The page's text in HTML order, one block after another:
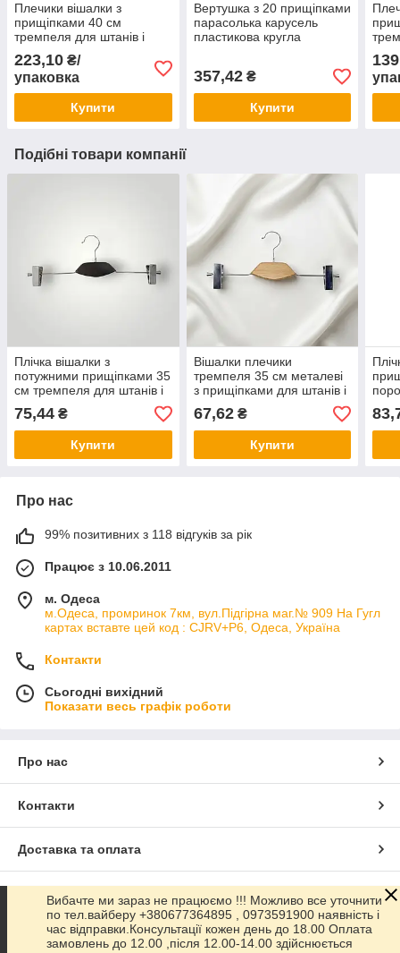
Плечики вішалки з
прищіпками 40 см
тремпеля для штанів і
спідниць хромовані
металеві посилені
упаковка 10 шт
223,10 ₴/
упаковка
Купити
Вертушка з 20 прищіпками
парасолька карусель
пластикова кругла
357,42₴
Купити
Подібні товари компанії
Плічка вішалки з
потужними прищіпками 35
см тремпеля для штанів і
спідниць уп.5 шт з чорною
дерев'яною вставкою
75,44 ₴
Купити
Вішалки плечики
тремпеля 35 см металеві
з прищіпками для штанів і
дерев'яною вставкою
67,62₴
Купити
Про нас
99% позитивних з 118 відгуків за рік
Працює з 10.06.2011
м. Одеса
м.Одеса, промринок 7км, вул.Підгірна маг.№ 909 На Гугл
картах вставте цей код : CJRV+P6, Одеса, Україна
Контакти
Сьогодні вихідний
Показати весь графік роботи
Про нас
Контакти
Доставка та оплата
Графік роботи
Повна версія сайту
Вибачте ми зараз не працюємо !!! Можливо все уточнити
по тел.вайберу +380677364895 , 0973591900 наявність і
час відправки.Консультації кожен день до 18.00 Оплата
замовлень до 12.00 ,після 12.00-14.00 здійснюється